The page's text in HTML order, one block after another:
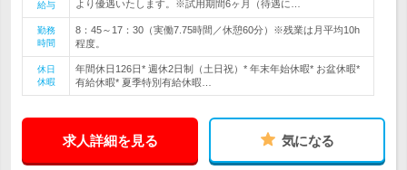
給与
より優遇いたします。※試用期間6ヶ月（待遇に…
勤務
時間
8：45～17：30（実働7.75時間／休憩60分）※残業は月平均10h
程度。
休日
休暇
年間休日126日* 週休2日制（土日祝）* 年末年始休暇* お盆休暇*
有給休暇* 夏季特別有給休暇…
求人詳細を見る 気になる